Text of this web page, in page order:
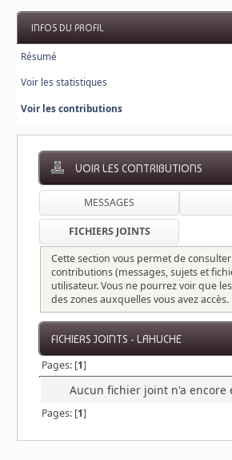
INFOS DU PROFIL
Résumé
Voir les statistiques
Voir les contributions
VOIR LES CONTRIBUTIONS
MESSAGES
FICHIERS JOINTS
Cette section vous permet de
contributions (messages, sujets et
utilisateur. Vous ne pourrez voir que
des zones auxquelles vous avez accès.
FICHIERS JOINTS - LAHUCHE
Pages: [1]
Aucun fichier joint n'a encore
Pages: [1]